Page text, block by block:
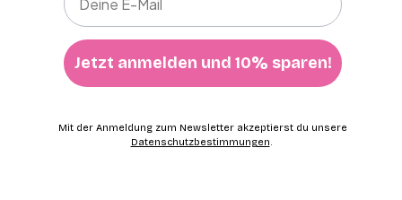
Jetzt anmelden und 10% sparen!
Mit der Anmeldung zum Newsletter akzeptierst du unsere
Datenschutzbestimmungen.